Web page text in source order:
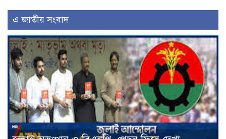
এ জাতীয় সংবাদ